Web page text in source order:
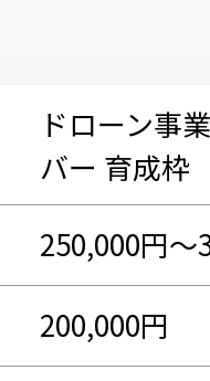
ドローン事
バー 育成枠
250,000円〜
200,000円